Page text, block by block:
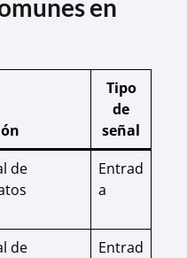
en
Tipo
de
señal
de
Entrad
a
de
Entrad